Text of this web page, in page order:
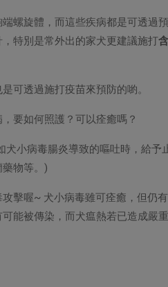
螺旋體，而這些疾病都是可透過
特別是常外出的家犬更建議施打
可透過施打疫苗來預防的喲。
要如何照護？可以痊癒嗎？
犬小病毒腸炎導致的嘔吐時，給予
物等。)
擊喔~ 犬小病毒雖可痊癒，但仍
能被傳染，而犬瘟熱若已造成嚴